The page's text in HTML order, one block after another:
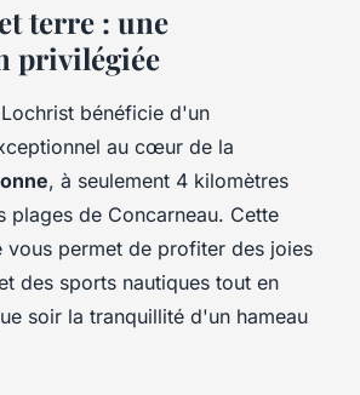
terre : une
privilégiée
bénéficie d'un
au cœur de la
, à seulement 4 kilomètres
plages de Concarneau. Cette
vous permet de profiter des joies
des sports nautiques tout en
soir la tranquillité d'un hameau